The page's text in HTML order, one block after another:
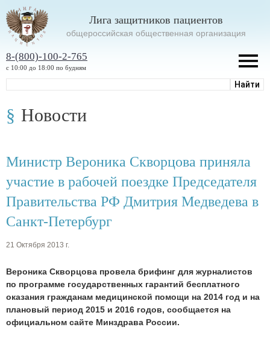
Лига защитников пациентов
oбщероссийская общественная организация
8-(800)-100-2-765
с 10:00 до 18:00 по будням
Новости
Министр Вероника Скворцова приняла
участие в рабочей поездке Председателя
Правительства РФ Дмитрия Медведева в
Санкт-Петербург
21 Октября 2013 г.
Вероника Скворцова провела брифинг для журналистов
по программе государственных гарантий бесплатного
оказания гражданам медицинской помощи на 2014 год и на
плановый период 2015 и 2016 годов, сообщается на
официальном сайте Минздрава России.